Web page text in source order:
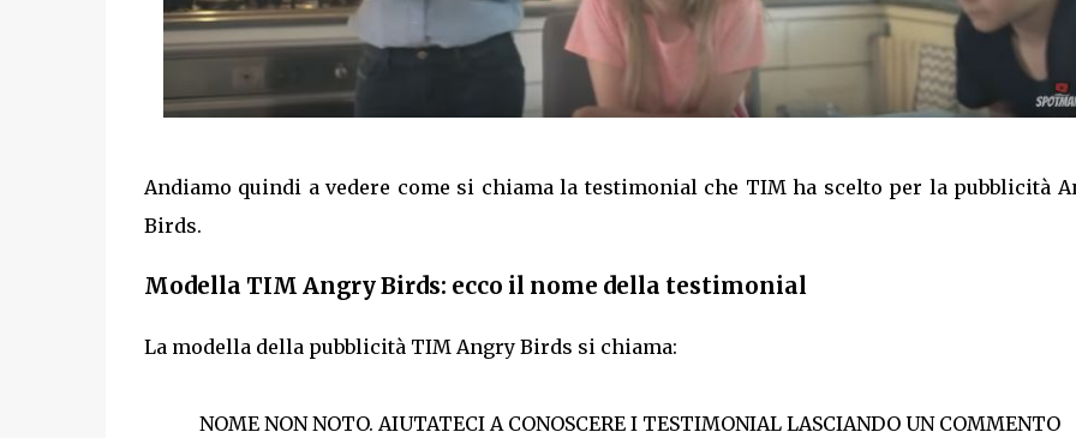
Andiamo quindi a vedere come si chiama la testimonial che TIM ha scelto per la pubblicità
Birds.
Modella TIM Angry Birds: ecco il nome della testimonial
La modella della pubblicità TIM Angry Birds si chiama:
NOME NON NOTO. AIUTATECI A CONOSCERE I TESTIMONIAL LASCIANDO UN COMMENTO